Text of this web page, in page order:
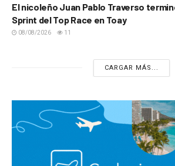
El nicoleño Juan Pablo Traverso
Sprint del Top Race en Toay
08/08/2026 11
CARGAR MÁS...